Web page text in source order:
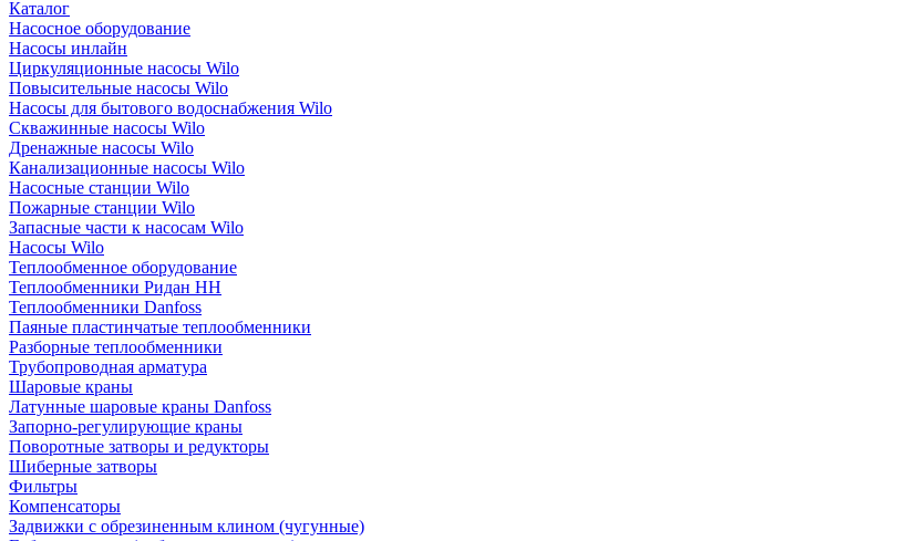
Каталог
Насосное оборудование
Насосы инлайн
Циркуляционные насосы Wilo
Повысительные насосы Wilo
Насосы для бытового водоснабжения Wilo
Скважинные насосы Wilo
Дренажные насосы Wilo
Канализационные насосы Wilo
Насосные станции Wilo
Пожарные станции Wilo
Запасные части к насосам Wilo
Насосы Wilo
Теплообменное оборудование
Теплообменники Ридан НН
Теплообменники Danfoss
Паяные пластинчатые теплообменники
Разборные теплообменники
Трубопроводная арматура
Шаровые краны
Латунные шаровые краны Danfoss
Запорно-регулирующие краны
Поворотные затворы и редукторы
Шиберные затворы
Фильтры
Компенсаторы
Задвижки с обрезиненным клином (чугунные)